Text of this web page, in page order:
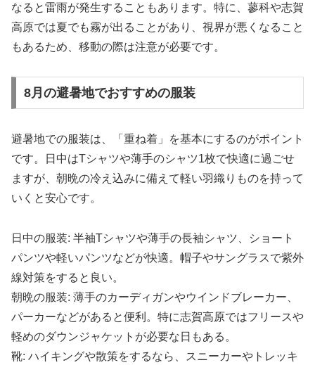
なると雷雨が発生することもあります。特に、蓼科や志賀
高原では夏でも霧が出ることがあり、視界が悪くなること
もあるため、移動の際は注意が必要です。
8月の避暑地でおすすめの服装
避暑地での服装は、「重ね着」を基本にするのがポイント
です。日中はTシャツや薄手のシャツ1枚で快適に過ごせ
ますが、朝晩の冷え込みに備えて軽い羽織りものを持って
いくと安心です。
日中の服装: 半袖Tシャツや薄手の長袖シャツ、ショート
パンツや軽いパンツなどが快適。帽子やサングラスで紫外
線対策をすると良い。
朝晩の服装: 薄手のカーディガンやウインドブレーカー、
パーカーなどがあると便利。特に志賀高原ではフリースや
軽めのダウンジャケットが必要な日もある。
靴: ハイキングや散策をするなら、スニーカーやトレッキ